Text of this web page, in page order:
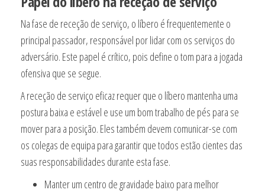
Na fase de receção de serviço, o líbero é frequentemente o
principal passador, responsável por lidar com os serviços do
adversário. Este papel é crítico, pois define o tom para a jogada
ofensiva que se segue.
A receção de serviço eficaz requer que o líbero mantenha uma
postura baixa e estável e use um bom trabalho de pés para se
mover para a posição. Eles também devem comunicar-se com
os colegas de equipa para garantir que todos estão cientes das
suas responsabilidades durante esta fase.
Manter um centro de gravidade baixo para melhor